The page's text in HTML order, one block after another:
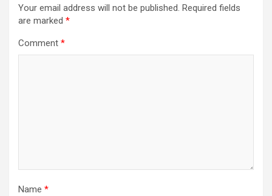
Your email address will not be published. Required fields
are marked *
Comment *
Name *